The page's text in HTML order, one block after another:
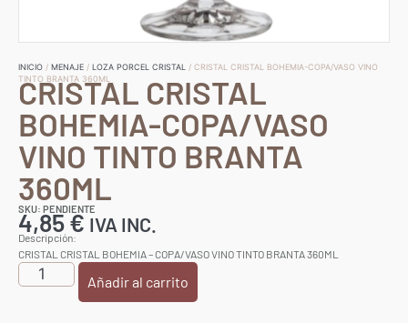
INICIO / MENAJE / LOZA PORCEL CRISTAL
/ CRISTAL CRISTAL BOHEMIA-COPA/VASO VINO
TINTO BRANTA 360ML
CRISTAL CRISTAL
BOHEMIA-COPA/VASO
VINO TINTO BRANTA
360ML
SKU: PENDIENTE
4,85€ IVA INC.
Descripción:
CRISTAL CRISTAL BOHEMIA – COPA/VASO VINO TINTO BRANTA 360ML
Añadir al carrito